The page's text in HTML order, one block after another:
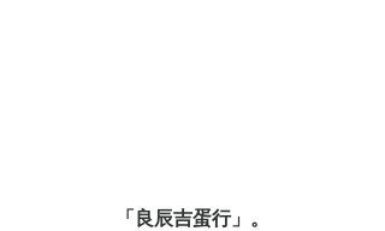
「良辰吉蛋行」。